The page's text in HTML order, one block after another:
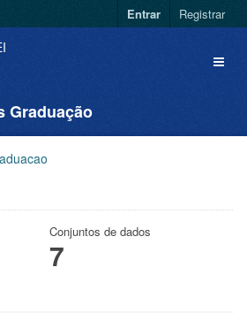
Entrar Registrar
Graduação
Conjuntos de dados
7